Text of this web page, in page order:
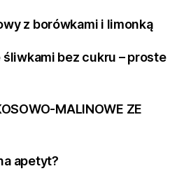
z borówkami i limonką
bez cukru – proste
MALINOWE ZE
apetyt?